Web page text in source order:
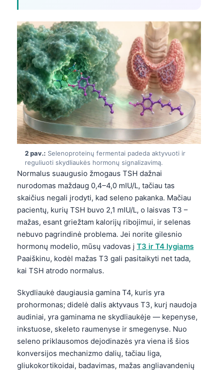
2 pav.: Selenoproteinų fermentai padeda aktyvuoti ir
reguliuoti skydliaukės hormonų signalizavimą.
Normalus suaugusio žmogaus TSH dažnai
nurodomas maždaug 0,4–4,0 mIU/L, tačiau tas
skaičius negali įrodyti, kad seleno pakanka. Mačiau
pacientų, kurių TSH buvo 2,1 mIU/L, o laisvas T3 –
mažas, esant griežtam kalorijų ribojimui, ir selenas
nebuvo pagrindinė problema. Jei norite gilesnio
hormonų modelio, mūsų vadovas į T3 ir T4 lygiams
Paaiškinu, kodėl mažas T3 gali pasitaikyti net tada,
kai TSH atrodo normalus.
Skydliaukė daugiausia gamina T4, kuris yra
prohormonas; didelė dalis aktyvaus T3, kurį naudoja
audiniai, yra gaminama ne skydliaukėje — kepenyse,
inkstuose, skeleto raumenyse ir smegenyse. Nuo
seleno priklausomos dejodinazės yra viena iš šios
konversijos mechanizmo dalių, tačiau liga,
gliukokortikoidai, badavimas, mažas angliavandenių